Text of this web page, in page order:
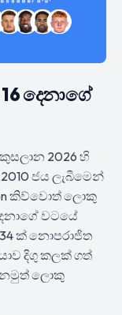
දෙනාගේ
2026 හි
ජය ලැබීමෙන්
කිව්වොත් ලොකු
වටයේ
34 ක් නොපරාජිත
දිගු කලක් ගත්
නමුත් ලොකු